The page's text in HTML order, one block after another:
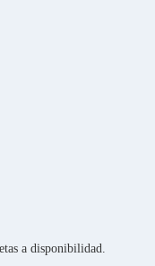
a disponibilidad.